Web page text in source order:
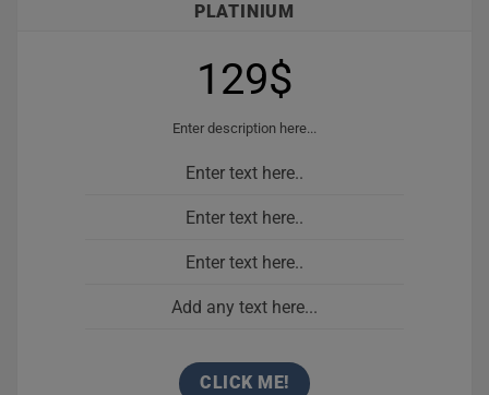
PLATINIUM
129$
Enter description here...
Enter text here..
Enter text here..
Enter text here..
Add any text here...
CLICK ME!